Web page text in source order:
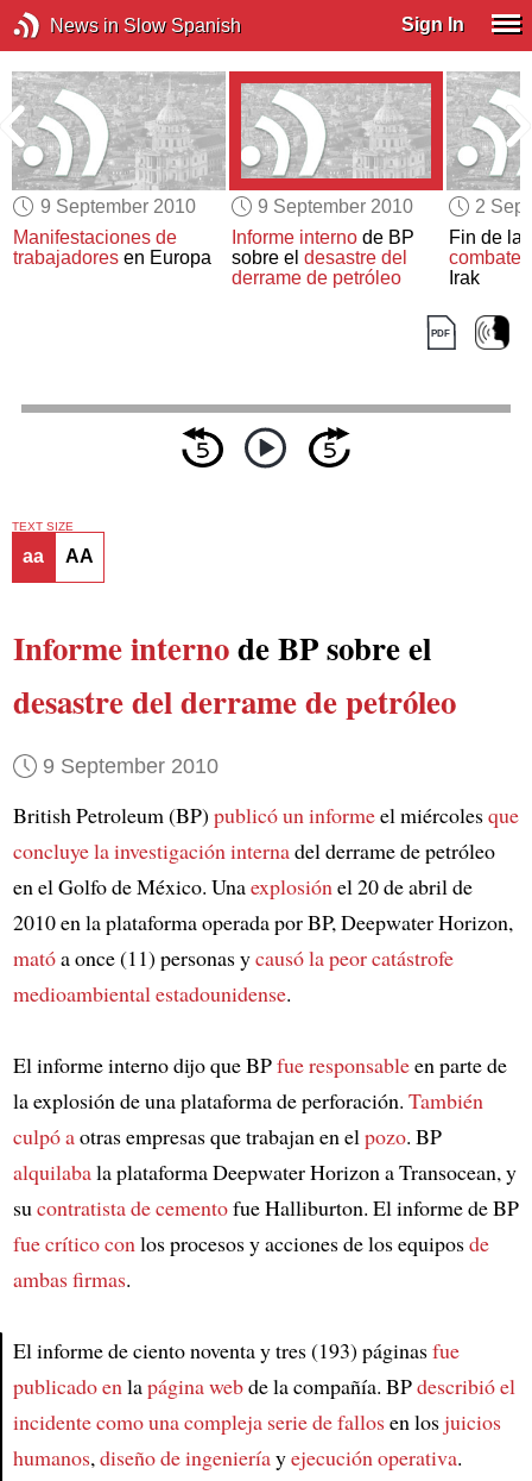
News in Slow Spanish Sign In
9 September 2010
Manifestaciones de
trabajadores en Europa
9 September 2010
Informe internode BP
sobre el desastre del
derrame de petróleo
2
Fin de la
combate
Irak
TEXT SIZE
aa AA
Informe internode BP sobre el
desastre del derrame de petróleo
9 September 2010
British Petroleum (BP) publicó un informeel miércolesque
concluye la investigación internadel derrame de petróleo
en el Golfo de México. Unaexplosiónel 20 de abril de
2010 en la plataforma operada por BP, Deepwater Horizon,
matóa once (11) personas ycausó la peorcatástrofe
medioambiental estadounidense.
El informe interno dijo que BPfue responsableen parte de
la explosión de una plataforma de perforación. También
culpó aotras empresas que trabajan en elpozo. BP
alquilabala plataforma Deepwater Horizon a Transocean, y
sucontratista de cementofue Halliburton. El informe de BP
fue crítico conlos procesos y acciones de los equiposde
ambas firmas.
El informe de ciento noventa y tres (193) páginasfue
publicado enlapágina webde la compañía. BPdescribió el
incidente comouna compleja serie de fallosen losjuicios
humanos,diseño de ingenieríayejecución operativa.